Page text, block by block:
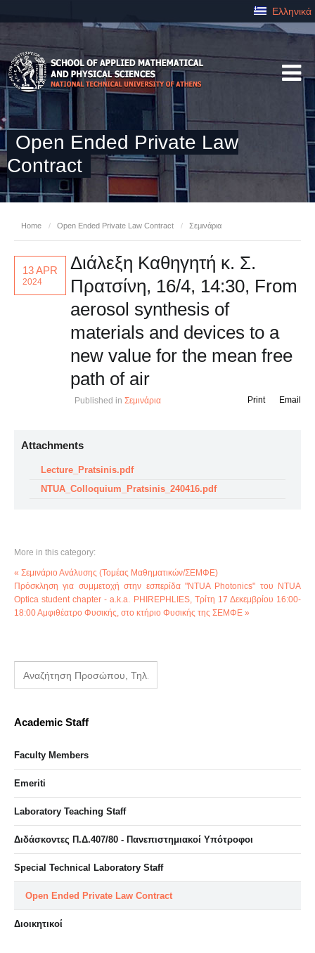
Ελληνικά
Open Ended Private Law
Contract
Home / Open Ended Private Law Contract / Σεμινάρια
13 APR
2024
Διάλεξη Καθηγητή κ. Σ.
Πρατσίνη, 16/4, 14:30, From
aerosol synthesis of
materials and devices to a
new value for the mean free
path of air
Published in Σεμινάρια Email
Print
Attachments
Lecture_Pratsinis.pdf
NTUA_Colloquium_Pratsinis_240416.pdf
More in this category:
« Σεμινάριο Ανάλυσης (Τομέας Μαθηματικών/ΣΕΜΦΕ)
Πρόσκληση για συμμετοχή στην εσπερίδα "NTUA Photonics" του NTUA
Optica student chapter - a.k.a. PHIREPHLIES, Τρίτη 17 Δεκεμβρίου 16:00-
18:00 Αμφιθέατρο Φυσικής, στο κτήριο Φυσικής της ΣΕΜΦΕ »
Academic Staff
Faculty Members
Emeriti
Laboratory Teaching Staff
Διδάσκοντες Π.Δ.407/80 - Πανεπιστημιακοί Υπότροφοι
Special Technical Laboratory Staff
Open Ended Private Law Contract
Διοικητικοί